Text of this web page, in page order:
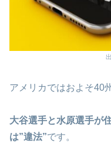
アメリカではおよそ40
大谷選手と水原選手が
は”違法”です。